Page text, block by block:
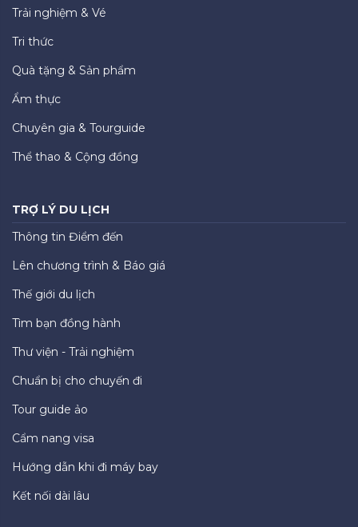
Trải nghiệm & Vé
Tri thức
Quà tặng & Sản phẩm
Ẩm thực
Chuyên gia & Tourguide
Thể thao & Cộng đồng
TRỢ LÝ DU LỊCH
Thông tin Điểm đến
Lên chương trình & Báo giá
Thế giới du lịch
Tìm bạn đồng hành
Thư viện - Trải nghiệm
Chuẩn bị cho chuyến đi
Tour guide ảo
Cẩm nang visa
Hướng dẫn khi đi máy bay
Kết nối dài lâu